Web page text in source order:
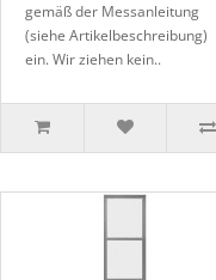
gemäß der Messanleitung
(siehe Artikelbeschreibung)
ein. Wir ziehen kein..